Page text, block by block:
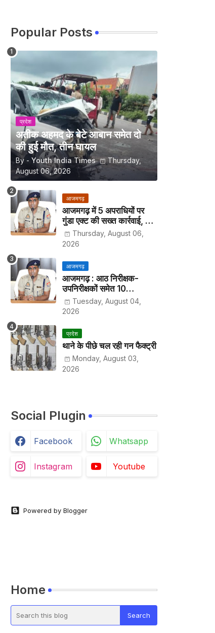
Popular Posts
प्रदेश
अतीक अहमद के बेटे आबान समेत दो
की हुई मौत, तीन घायल
By - Youth India Times
Thursday,
August 06, 2026
आजमगढ़
आजमगढ़ में 5 अपराधियों पर
गुंडा एक्ट की सख्त कार्रवाई, अब
हर पखवाड़े थाने में लगानी होगी
हाजिरी
Thursday, August 06,
2026
आजमगढ़
आजमगढ़ : आठ निरीक्षक-
उपनिरीक्षकों समेत 10
अधिकारियों के तबादले
Tuesday, August 04,
2026
प्रदेश
थाने के पीछे चल रही गन फैक्ट्री
Monday, August 03,
2026
Social Plugin
Facebook Whatsapp
Instagram Youtube
Powered by Blogger
Home